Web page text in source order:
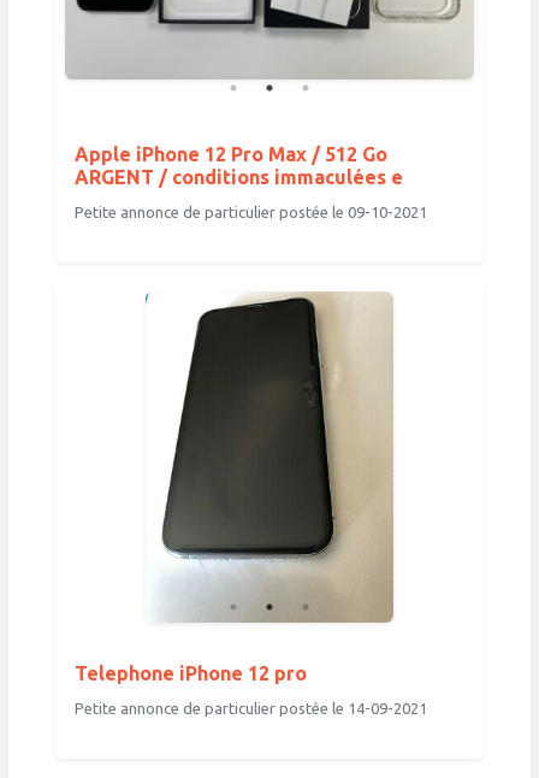
Apple iPhone 12 Pro Max / 512 Go
ARGENT / conditions immaculées e
Petite annonce de particulier postée le 09-10-2021
Telephone iPhone 12 pro
Petite annonce de particulier postée le 14-09-2021